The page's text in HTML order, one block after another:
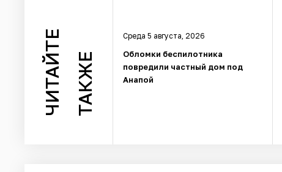
ЧИТАЙТЕ ТАКЖЕ
Среда 5 августа, 2026
Обломки беспилотника
повредили частный дом под
Анапой